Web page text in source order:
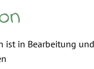
ist in Bearbeitung